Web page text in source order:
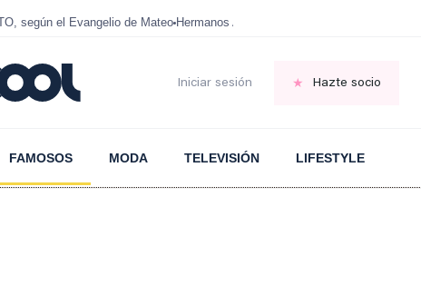
según el Evangelio de Mateo Hermanos Aranguren sobre el ARROZ
Iniciar sesión Hazte socio
FAMOSOS MODA TELEVISIÓN LIFESTYLE